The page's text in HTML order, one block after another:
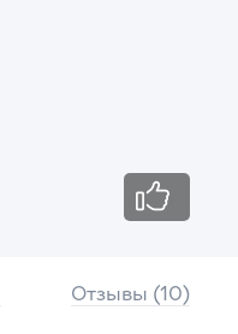
Отзывы (10)